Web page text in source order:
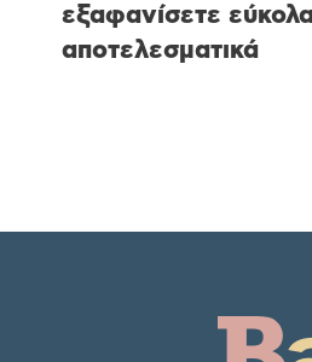
εξαφανίσετε
αποτελεσματικά